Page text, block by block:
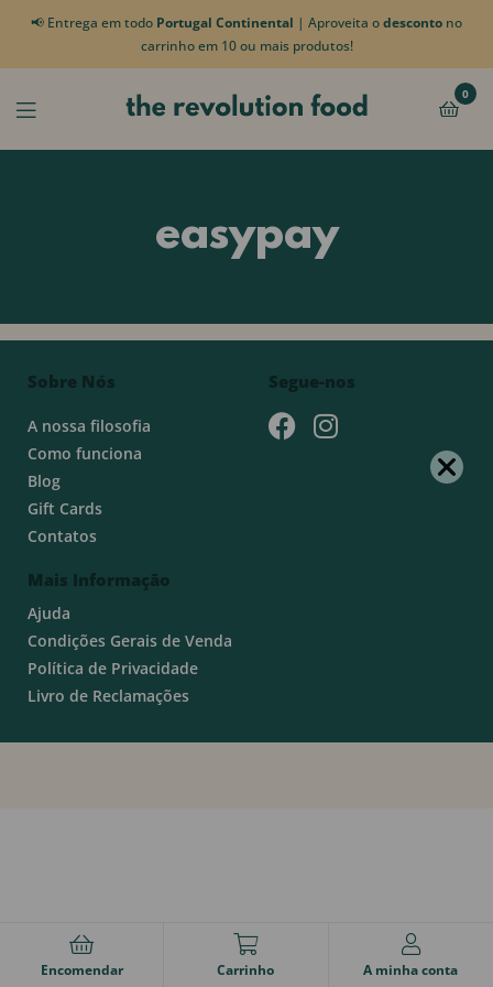
📢 Entrega em todo Portugal Continental | Aproveita odesconto no
carrinho em 10 ou mais produtos!
0
easypay
Sobre Nós
A nossa filosofia
Como funciona
Blog
Gift Cards
Contatos
Mais Informação
Ajuda
Condições Gerais de Venda
Política de Privacidade
Livro de Reclamações
Segue-nos
Encomendar Carrinho A minha conta